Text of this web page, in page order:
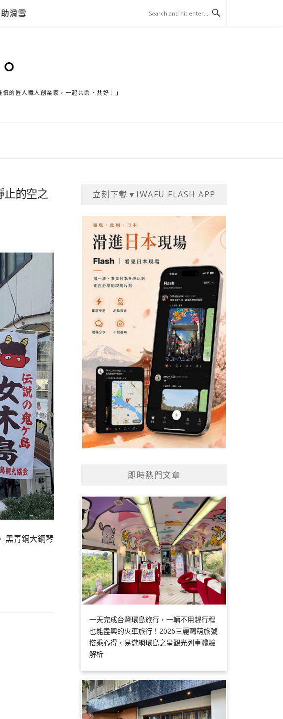
滑雪
的匠人職人創業家，一起共榮、共好！」
止的空之
黑青銅大鋼琴
立刻下載▼IWAFU FLASH APP
即時熱門文章
一天完成台灣環島旅行，一輛不用趕行程
也能盡興的火車旅行！2026三麗鷗萌旅號
搭乘心得，易遊網環島之星觀光列車體驗
解析